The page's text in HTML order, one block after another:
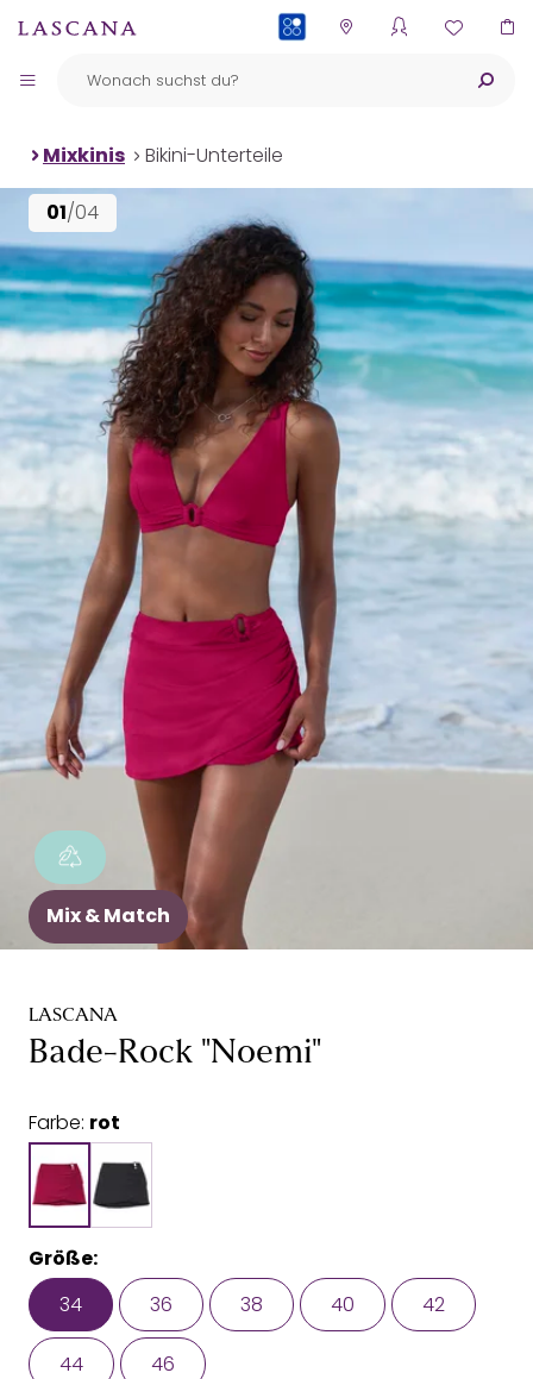
Mixkinis Bikini-Unterteile
01/04
Mix & Match
LASCANA
Bade-Rock "Noemi"
Farbe: rot
Größe:
34
36 38 40 42
44 46